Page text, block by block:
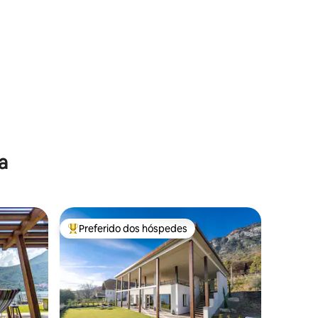
hóspedes Entre os melhores preferidos dos hóspedes
Preferido dos hóspedes